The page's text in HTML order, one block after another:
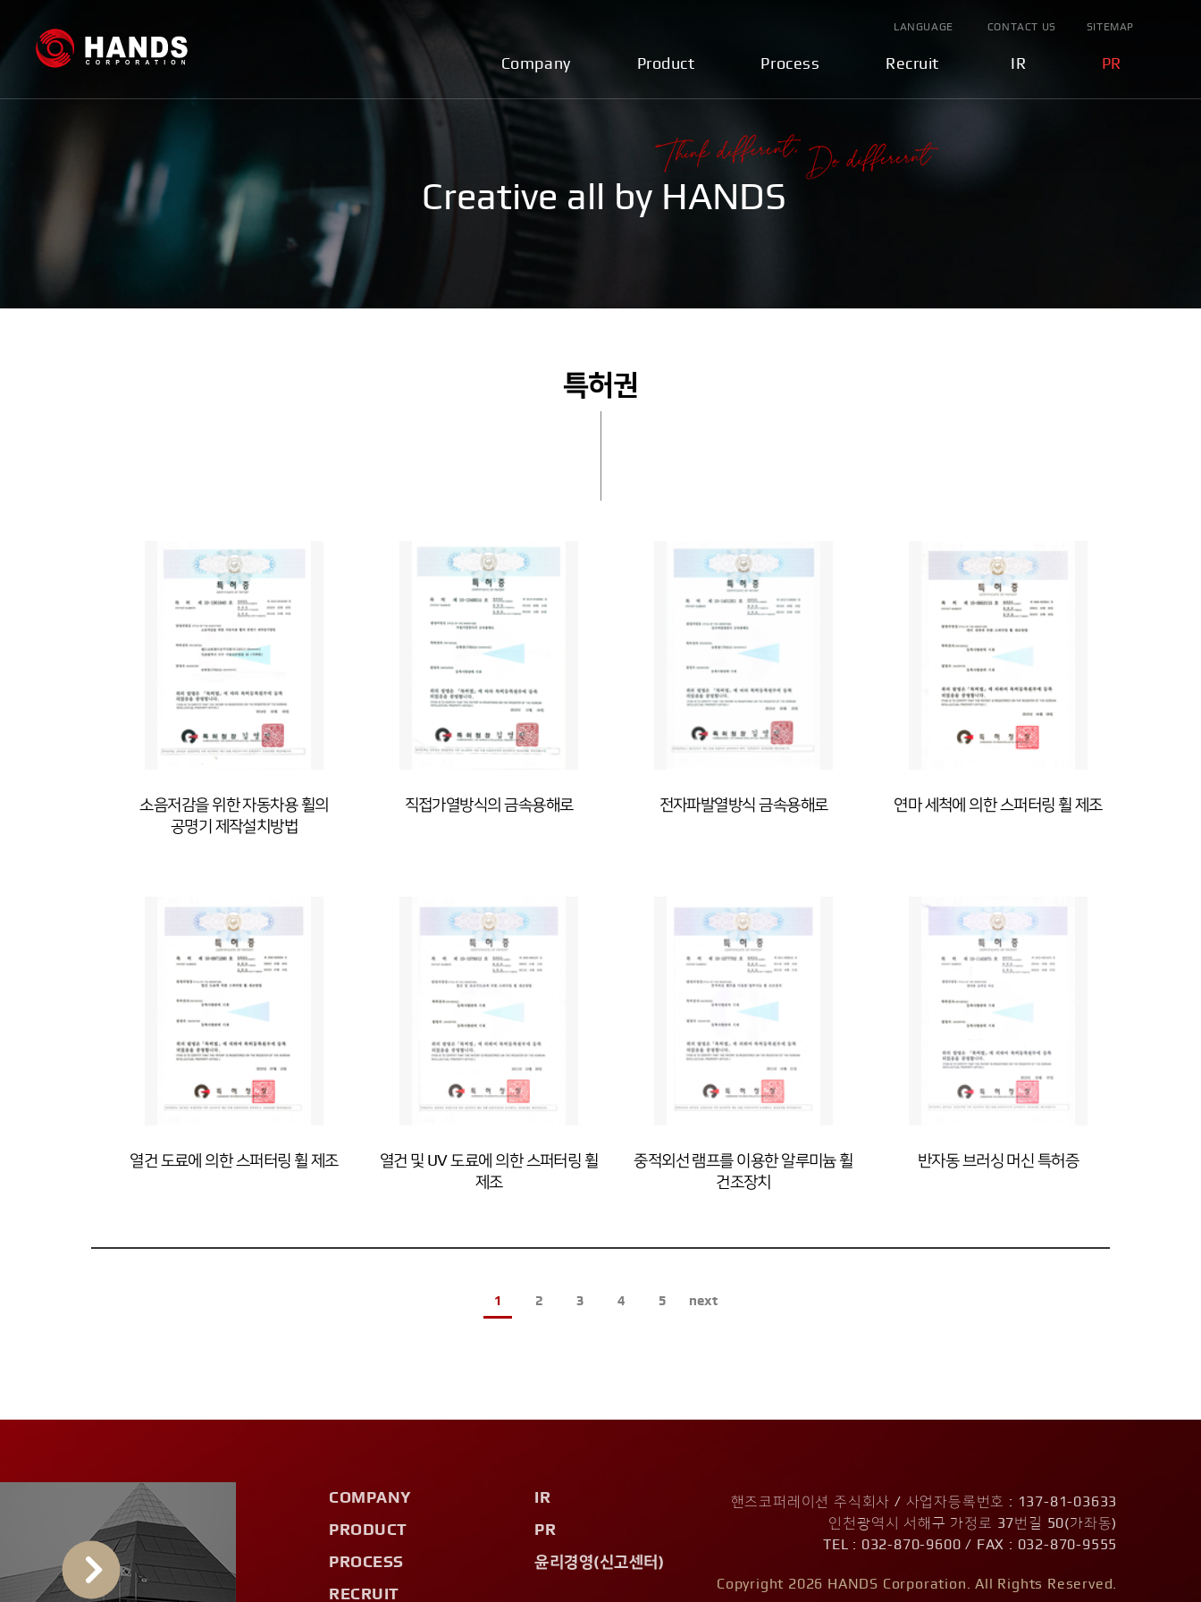
Company Product Process Recruit IR PR
LANGUAGE CONTACT US SITEMAP
Creative all by HANDS
특허권
소음저감을 위한 자동차용 휠의
공명기 제작설치방법
직접가열방식의 금속용해로 전자파발열방식 금속용해로 연마 세척에 의한 스퍼터링 휠 제조
열건 도료에 의한 스퍼터링 휠 제조
열건 및 UV 도료에 의한 스퍼터링 휠
제조
중적외선 램프를 이용한 알루미늄 휠
건조장치
반자동 브러싱 머신 특허증
1 2 3 4 5 next
COMPANY
PRODUCT
PROCESS
RECRUIT
IR
PR
윤리경영(신고센터)
핸즈코퍼레이션 주식회사 / 사업자등록번호 : 137-81-03633
인천광역시 서해구 가정로 37번길 50(가좌동)
TEL : 032-870-9600 / FAX : 032-870-9555
Copyright 2026 HANDS Corporation. All Rights Reserved.